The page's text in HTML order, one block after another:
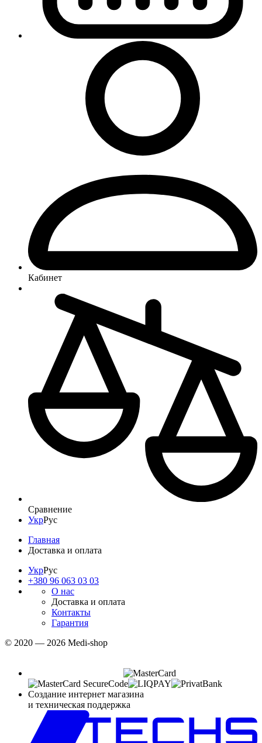
Кабинет
Сравнение
УкрРус
Главная
Доставка и оплата
УкрРус
+380 96 063 03 03
О нас
Доставка и оплата
Контакты
Гарантия
© 2020 — 2026 Medi-shop
Создание интернет магазина
и техническая поддержка